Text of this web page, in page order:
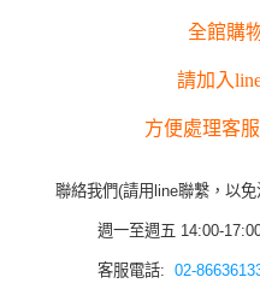
全館購
請加入
方便處理客
聯絡我們(請用line聯繫，以
週一至週五 14:00-
客服電話: 02-